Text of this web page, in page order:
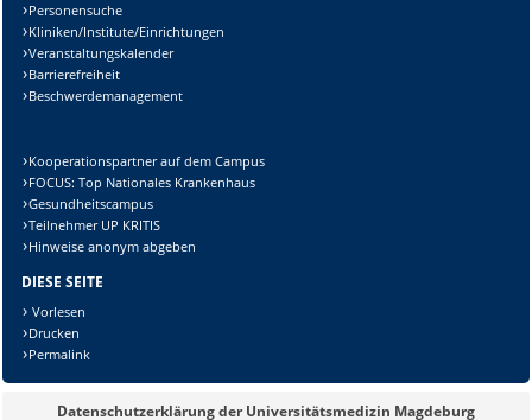
Personensuche
Kliniken/Institute/Einrichtungen
Veranstaltungskalender
Barrierefreiheit
Beschwerdemanagement
Kooperationspartner auf dem Campus
FOCUS: Top Nationales Krankenhaus
Gesundheitscampus
Teilnehmer UP KRITIS
Hinweise anonym abgeben
DIESE SEITE
Vorlesen
Drucken
Permalink
Datenschutzerklärung der Universitätsmedizin Magdeburg